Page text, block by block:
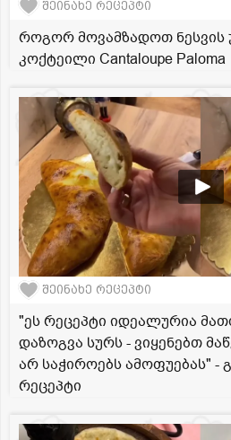
შეინახე რეცეპტი
როგორ მოვამზადოთ ნესვის
კოქტეილი Cantaloupe Paloma
შეინახე რეცეპტი
"ეს რეცეპტი იდეალურია
დაზოგვა სურს - ვიყენებთ
არ საჭიროებს ამოფუებას"
რეცეპტი